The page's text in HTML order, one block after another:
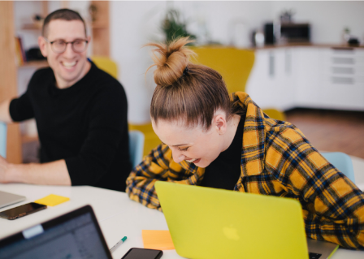
Estudiant de 1r any, The Curve , Londres